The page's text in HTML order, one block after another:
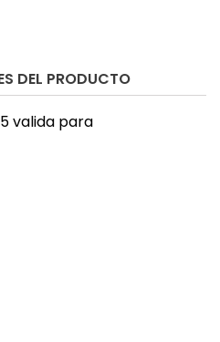
DEL PRODUCTO
valida para